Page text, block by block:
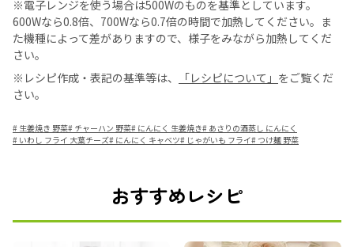
※電子レンジを使う場合は500Wのものを基準としています。
600Wなら0.8倍、700Wなら0.7倍の時間で加熱してください。ま
た機種によって差がありますので、様子をみながら加熱してくだ
さい。
※レシピ作成・表記の基準等は、
「レシピについて」 をご覧くだ
さい。
# 生姜焼き 野菜# チャーハン 野菜# にんにく 生姜焼き# あさりの酒蒸し にんにく
# いわし フライ 大葉チーズ# にんにく キャベツ# じゃがいも フライ# つけ麺 野菜
おすすめレシピ